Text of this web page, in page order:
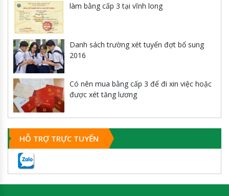
làm bằng cấp 3 tại vĩnh long
Danh sách trường xét tuyển đợt bổ sung
2016
Có nên mua bằng cấp 3 để đi xin việc hoặc
được xét tăng lương
HỖ TRỢ TRỰC TUYẾN